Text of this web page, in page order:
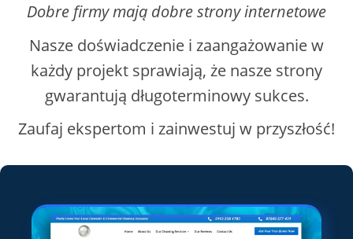
Dobre firmy mają dobre strony internetowe
Nasze doświadczenie i zaangażowanie w
każdy projekt sprawiają, że nasze strony
gwarantują długoterminowy sukces.
Zaufaj ekspertom i zainwestuj w przyszłość!